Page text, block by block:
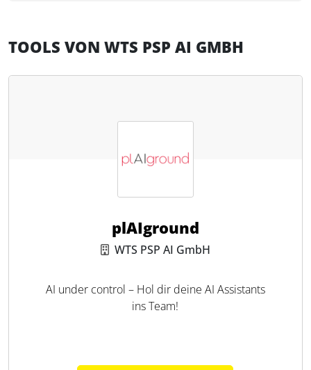
TOOLS VON WTS PSP AI GMBH
plAIground
WTS PSP AI GmbH
AI under control – Hol dir deine AI Assistants
ins Team!